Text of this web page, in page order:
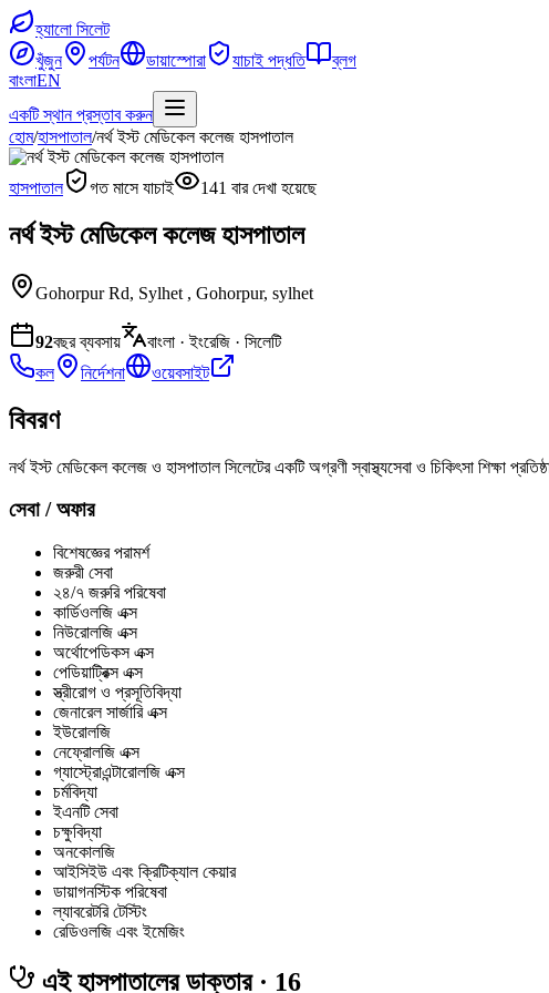
হ্যালো সিলেট
খুঁজুন
পর্যটন ডায়াস্পোরা যাচাই পদ্ধতি
ব্লগ
বাংলাEN
একটি স্থান প্রস্তাব করুন
হোম/হাসপাতাল/নর্থ ইস্ট মেডিকেল কলেজ হাসপাতাল
হাসপাতাল গত মাসে যাচাই 141 বার দেখা হয়েছে
নর্থ ইস্ট মেডিকেল কলেজ হাসপাতাল
Gohorpur Rd, Sylhet , Gohorpur, sylhet
92বছর ব্যবসায়
বাংলা · ইংরেজি · সিলেটি
কল
নির্দেশনা ওয়েবসাইট
বিবরণ
নর্থ ইস্ট মেডিকেল কলেজ ও হাসপাতাল সিলেটের একটি অগ্রণী স্বাস্থ্যসেবা ও চিকিৎসা শিক্ষা
সেবা / অফার
বিশেষজ্ঞের পরামর্শ
জরুরী সেবা
২৪/৭ জরুরি পরিষেবা
কার্ডিওলজি এক্স
নিউরোলজি এক্স
অর্থোপেডিকস এক্স
পেডিয়াট্রিক্স এক্স
স্ত্রীরোগ ও প্রসূতিবিদ্যা
জেনারেল সার্জারি এক্স
ইউরোলজি
নেফ্রোলজি এক্স
গ্যাস্ট্রোএন্টারোলজি এক্স
চর্মবিদ্যা
ইএনটি সেবা
চক্ষুবিদ্যা
অনকোলজি
আইসিইউ এবং ক্রিটিক্যাল কেয়ার
ডায়াগনস্টিক পরিষেবা
ল্যাবরেটরি টেস্টিং
রেডিওলজি এবং ইমেজিং
এই হাসপাতালের ডাক্তার · 16